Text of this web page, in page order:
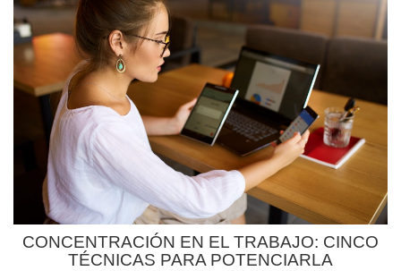
CONCENTRACIÓN EN EL TRABAJO: CINCO
TÉCNICAS PARA POTENCIARLA